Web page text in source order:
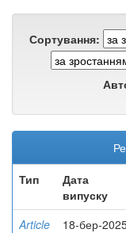
Сортування:
Тип
Дата
випуску
Article 18-бер-